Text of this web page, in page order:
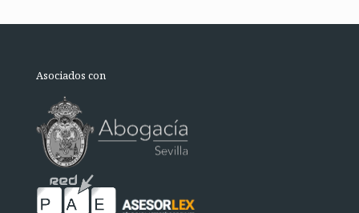
Asociados con